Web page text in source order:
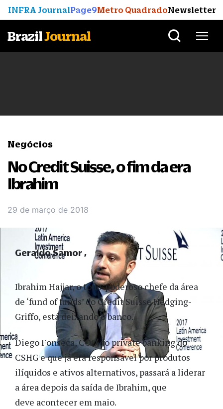
INFRA JournalPage9Metro QuadradoNewsletter
BrazilJournal
Negócios
No Credit Suisse, o fim da era
Ibrahim
29 de março de 2018
Ibrahim Hajjar, o todo-poderoso chefe da área
de ‘fund of funds’ do Credit Suisse Hedging-
Griffo, está deixando o banco.
Diego Fonseca, COO do private banking do
CSHG e que já era responsável por produtos
ilíquidos e ativos alternativos, passará a liderar
a área depois da saída de Ibrahim, que
deve acontecer em maio.
Geraldo Samor